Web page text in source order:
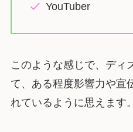
YouTuber
このような感じで、ディ
て、ある程度影響力や宣
れているように思えます。